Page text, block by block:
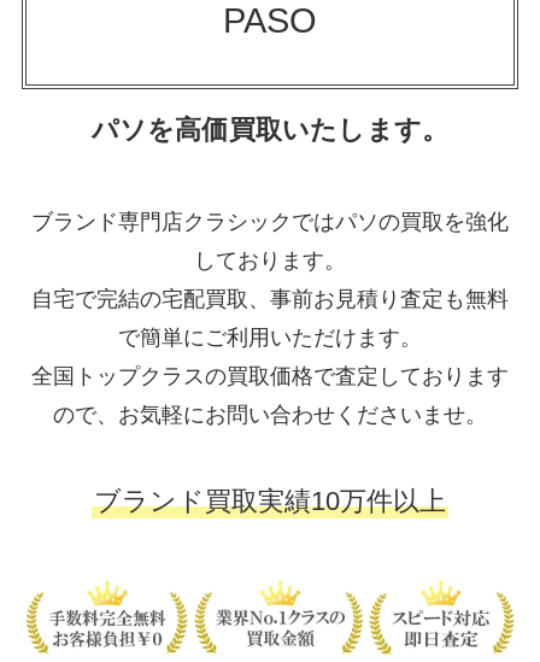
PASO
パソを高価買取いたします。
ブランド専門店クラシックではパソの買取を強化
しております。
自宅で完結の宅配買取、事前お見積り査定も無料
で簡単にご利用いただけます。
全国トップクラスの買取価格で査定しております
ので、お気軽にお問い合わせくださいませ。
ブランド買取実績10万件以上